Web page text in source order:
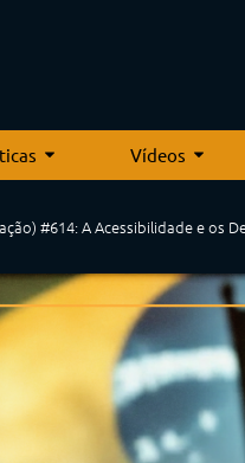
Vídeos
#614: A Acessibilidade e os